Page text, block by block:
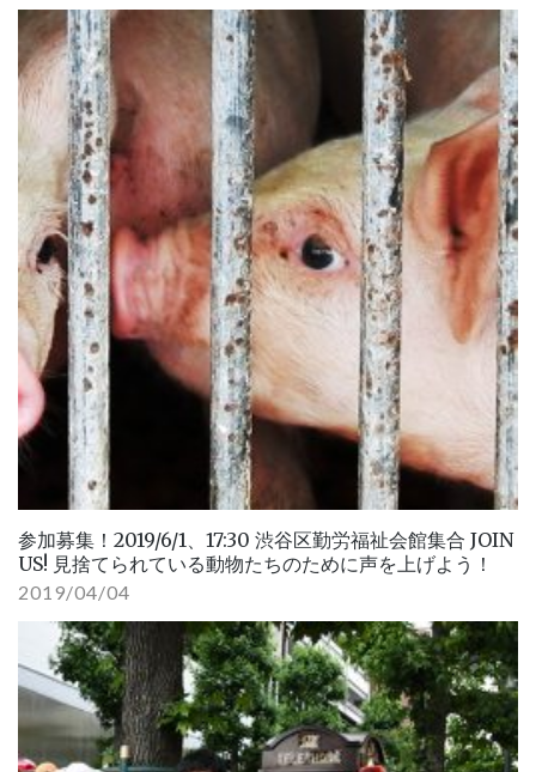
参加募集！2019/6/1、17:30 渋谷区勤労福祉会館集合 JOIN
US! 見捨てられている動物たちのために声を上げよう！
2019/04/04